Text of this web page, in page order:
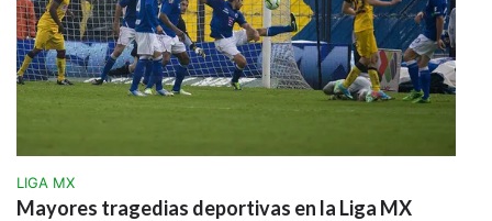
LIGA MX
Mayores tragedias deportivas en la Liga MX